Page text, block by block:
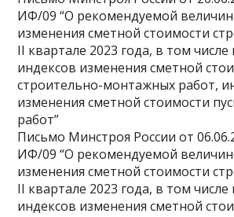
ИФ/09 “О рекомендуемой
изменения сметной стоимости
II квартале 2023 года, в том числе
индексов изменения сметной
строительно-монтажных работ,
изменения сметной стоимости
работ”
Письмо Минстроя России от
ИФ/09 “О рекомендуемой
изменения сметной стоимости
II квартале 2023 года, в том числе
индексов изменения сметной